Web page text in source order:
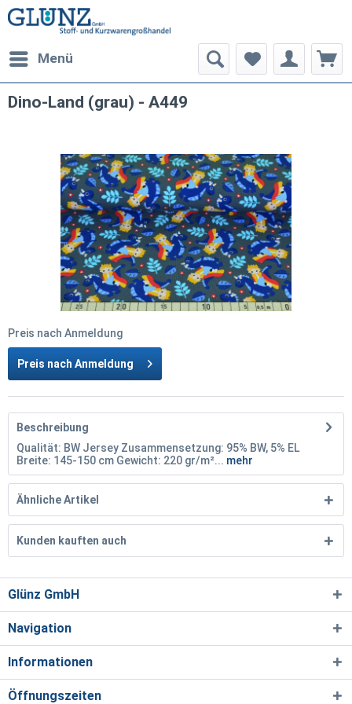
Menü
Dino-Land (grau) - A449
Preis nach Anmeldung
Preis nach Anmeldung
Beschreibung
Qualität: BW Jersey Zusammensetzung: 95% BW, 5% EL
Breite: 145-150 cm Gewicht: 220 gr/m²... mehr
Ähnliche Artikel
Kunden kauften auch
Glünz GmbH
Navigation
Informationen
Öffnungszeiten